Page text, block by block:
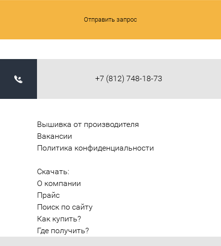
Отправить запрос
+7 (812) 748-18-73
Вышивка от производителя
Вакансии
Политика конфиденциальности
Скачать:
О компании
Прайс
Поиск по сайту
Как купить?
Где получить?